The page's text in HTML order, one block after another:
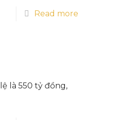
Read more
là 550 tỷ đồng,